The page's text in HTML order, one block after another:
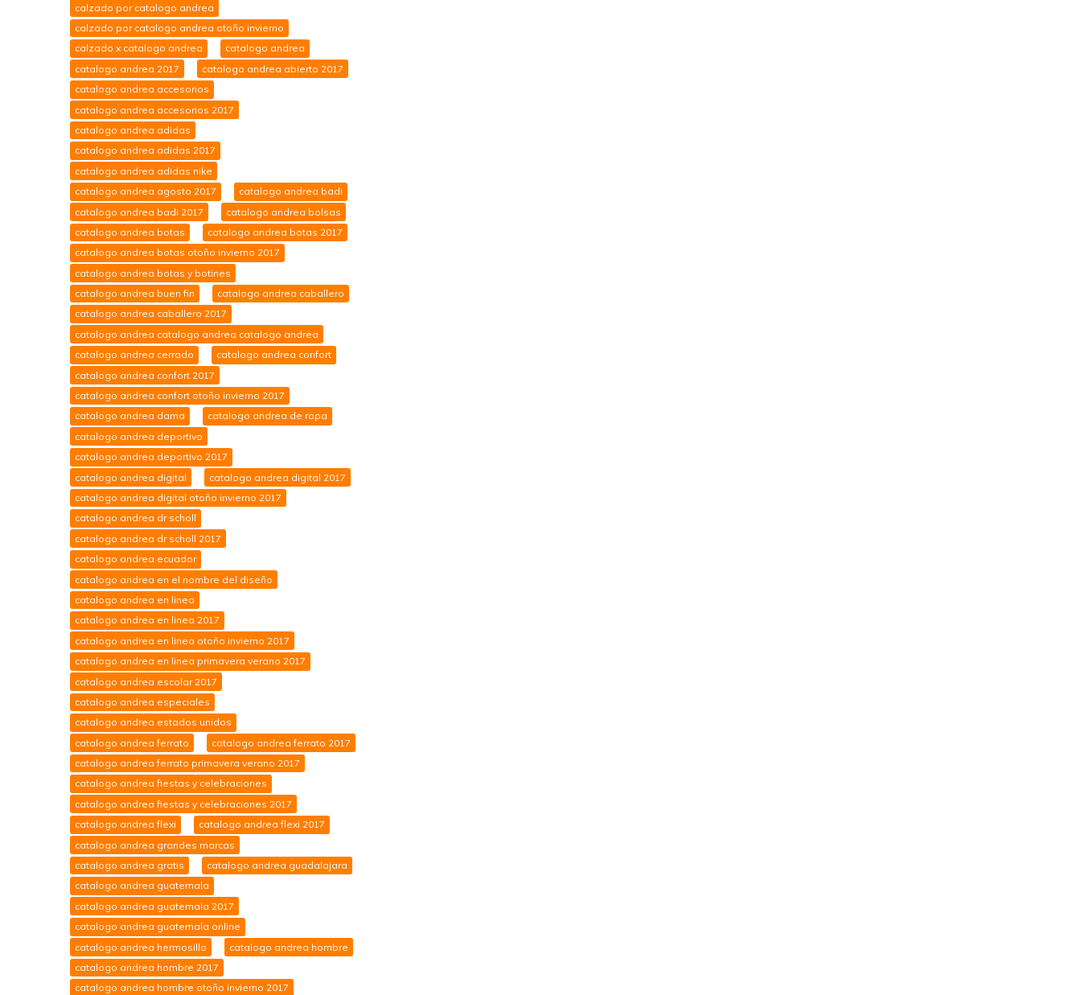
calzado por catalogo andrea
calzado por catalogo andrea otoño invierno
calzado x catalogo andrea
catalogo andrea
catalogo andrea 2017
catalogo andrea abierto 2017
catalogo andrea accesorios
catalogo andrea accesorios 2017
catalogo andrea adidas
catalogo andrea adidas 2017
catalogo andrea adidas nike
catalogo andrea agosto 2017
catalogo andrea badi
catalogo andrea badi 2017
catalogo andrea bolsas
catalogo andrea botas
catalogo andrea botas 2017
catalogo andrea botas otoño invierno 2017
catalogo andrea botas y botines
catalogo andrea buen fin
catalogo andrea caballero
catalogo andrea caballero 2017
catalogo andrea catalogo andrea catalogo andrea
catalogo andrea cerrado
catalogo andrea confort
catalogo andrea confort 2017
catalogo andrea confort otoño invierno 2017
catalogo andrea dama
catalogo andrea de ropa
catalogo andrea deportivo
catalogo andrea deportivo 2017
catalogo andrea digital
catalogo andrea digital 2017
catalogo andrea digital otoño invierno 2017
catalogo andrea dr scholl
catalogo andrea dr scholl 2017
catalogo andrea ecuador
catalogo andrea en el nombre del diseño
catalogo andrea en linea
catalogo andrea en linea 2017
catalogo andrea en linea otoño invierno 2017
catalogo andrea en linea primavera verano 2017
catalogo andrea escolar 2017
catalogo andrea especiales
catalogo andrea estados unidos
catalogo andrea ferrato
catalogo andrea ferrato 2017
catalogo andrea ferrato primavera verano 2017
catalogo andrea fiestas y celebraciones
catalogo andrea fiestas y celebraciones 2017
catalogo andrea flexi
catalogo andrea flexi 2017
catalogo andrea grandes marcas
catalogo andrea gratis
catalogo andrea guadalajara
catalogo andrea guatemala
catalogo andrea guatemala 2017
catalogo andrea guatemala online
catalogo andrea hermosillo
catalogo andrea hombre
catalogo andrea hombre 2017
catalogo andrea hombre otoño invierno 2017